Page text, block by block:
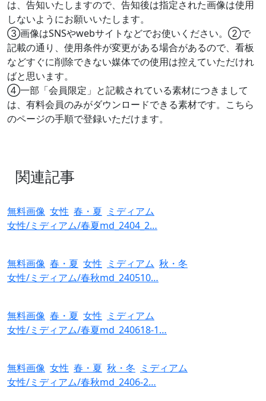
は、告知いたしますので、告知後は指定された画像は使用
しないようにお願いいたします。
③画像はSNSやwebサイトなどでお使いください。②で
記載の通り、使用条件が変更がある場合があるので、看板
などすぐに削除できない媒体での使用は控えていただけれ
ばと思います。
④一部「会員限定」と記載されている素材につきまして
は、有料会員のみがダウンロードできる素材です。こちら
のページの手順で登録いただけます。
関連記事
無料画像 女性 春・夏 ミディアム
女性/ミディアム/春夏md_2404_2…
無料画像 春・夏 女性 ミディアム 秋・冬
女性/ミディアム/春秋md_240510…
無料画像 春・夏 女性 ミディアム
女性/ミディアム/春夏md_240618-1…
無料画像 女性 春・夏 秋・冬 ミディアム
女性/ミディアム/春秋md_2406-2…